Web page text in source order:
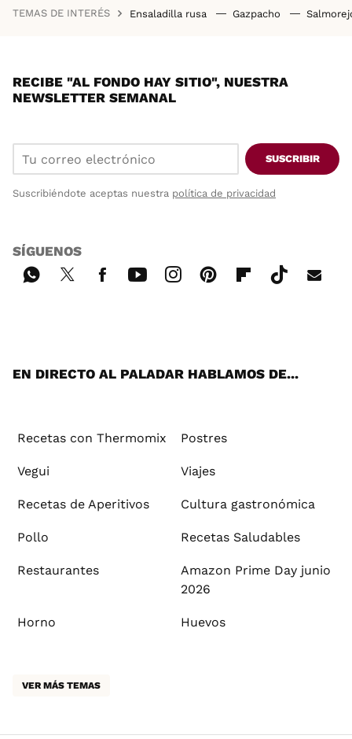
TEMAS DE INTERÉS Ensaladilla rusa Gazpacho
RECIBE "AL FONDO HAY SITIO", NUESTRA
NEWSLETTER SEMANAL
SUSCRIBIR
Suscribiéndote aceptas nuestra política de privacidad
SÍGUENOS
EN DIRECTO AL PALADAR HABLAMOS DE...
Recetas con Thermomix Postres
Vegui Viajes
Recetas de Aperitivos Cultura gastronómica
Pollo Recetas Saludables
Restaurantes
Amazon Prime Day junio
2026
Horno Huevos
VER MÁS TEMAS